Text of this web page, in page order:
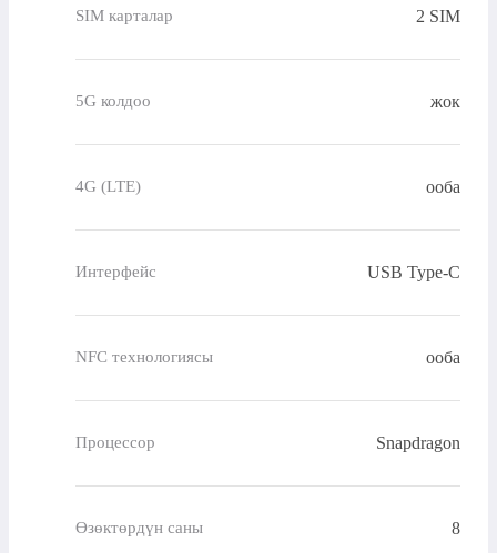
SIM карталар 2 SIM
5G колдоо жок
4G (LTE) ооба
Интерфейс USB Type-C
NFC технологиясы ооба
Процессор Snapdragon
Өзөктөрдүн саны 8